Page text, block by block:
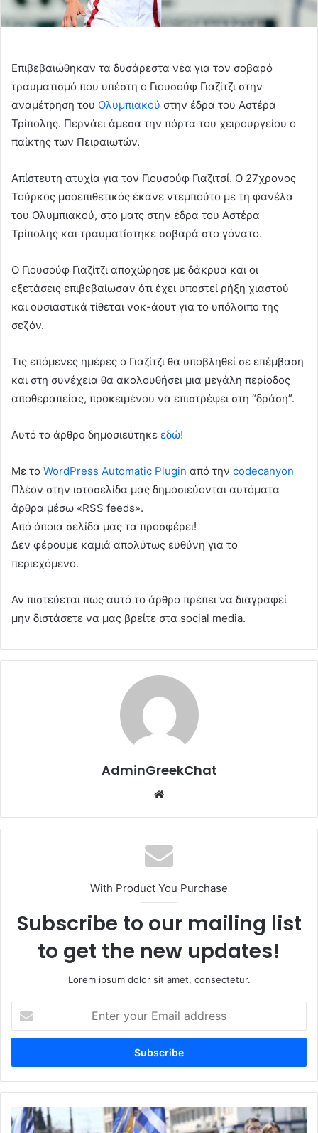
Επιβεβαιώθηκαν τα δυσάρεστα νέα για τον σοβαρό
τραυματισμό που υπέστη ο Γιουσούφ Γιαζίτζι στην
αναμέτρηση του Ολυμπιακού στην έδρα του Αστέρα
Τρίπολης. Περνάει άμεσα την πόρτα του χειρουργείου ο
παίκτης των Πειραιωτών.
Απίστευτη ατυχία για τον Γιουσούφ Γιαζιτσί. Ο 27χρονος
Τούρκος μσοεπιθετικός έκανε ντεμπούτο με τη φανέλα
του Ολυμπιακού, στο ματς στην έδρα του Αστέρα
Τρίπολης και τραυματίστηκε σοβαρά στο γόνατο.
Ο Γιουσούφ Γιαζίτζι αποχώρησε με δάκρυα και οι
εξετάσεις επιβεβαίωσαν ότι έχει υποστεί ρήξη χιαστού
και ουσιαστικά τίθεται νοκ-άουτ για το υπόλοιπο της
σεζόν.
Τις επόμενες ημέρες ο Γιαζίτζι θα υποβληθεί σε επέμβαση
και στη συνέχεια θα ακολουθήσει μια μεγάλη περίοδος
αποθεραπείας, προκειμένου να επιστρέψει στη “δράση”.
Αυτό το άρθρο δημοσιεύτηκε εδώ!
Με το WordPress Automatic Plugin από την codecanyon
Πλέον στην ιστοσελίδα μας δημοσιεύονται αυτόματα
άρθρα μέσω «RSS feeds».
Από όποια σελίδα μας τα προσφέρει!
Δεν φέρουμε καμιά απολύτως ευθύνη για το
περιεχόμενο.
Αν πιστεύεται πως αυτό το άρθρο πρέπει να διαγραφεί
μην διστάσετε να μας βρείτε στα social media.
AdminGreekChat
With Product You Purchase
Subscribe to our mailing list
to get the new updates!
Lorem ipsum dolor sit amet, consectetur.
your
Email